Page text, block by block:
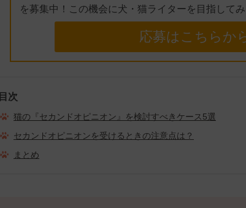
を募集中！この機会に犬・猫ライターを目指して
応募はこちらか
目次
猫の『セカンドオピニオン』を検討すべきケース5選
セカンドオピニオンを受けるときの注意点は？
まとめ